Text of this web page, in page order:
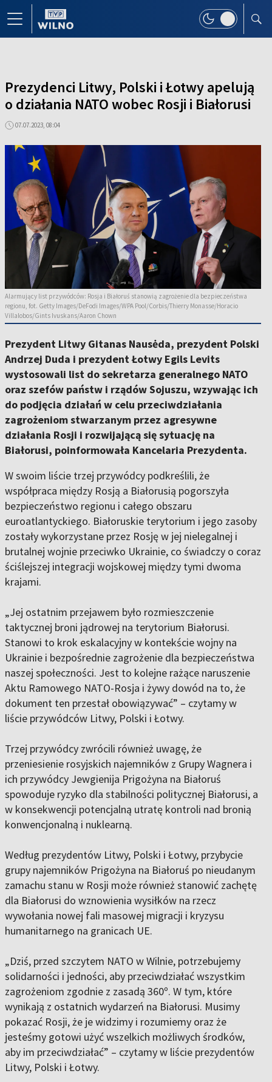
Prezydenci Litwy, Polski i Łotwy apelują
o działania NATO wobec Rosji i Białorusi
07.07.2023, 08:04
Alarmujący list przywódców: Rosja i Białoruś stanowią zagrożenie dla bezpieczeństwa
regionu, fot. Getty Images/DeFodi Images/WPA Pool/Corbis/Thierry Monasse/Horacio
Villalobos/Gints Ivuskans/Aaron Chown
Prezydent Litwy Gitanas Nausėda, prezydent Polski
Andrzej Duda i prezydent Łotwy Egils Levits
wystosowali list do sekretarza generalnego NATO
oraz szefów państw i rządów Sojuszu, wzywając ich
do podjęcia działań w celu przeciwdziałania
zagrożeniom stwarzanym przez agresywne
działania Rosji i rozwijającą się sytuację na
Białorusi, poinformowała Kancelaria Prezydenta.
W swoim liście trzej przywódcy podkreślili, że
współpraca między Rosją a Białorusią pogorszyła
bezpieczeństwo regionu i całego obszaru
euroatlantyckiego. Białoruskie terytorium i jego zasoby
zostały wykorzystane przez Rosję w jej nielegalnej i
brutalnej wojnie przeciwko Ukrainie, co świadczy o coraz
ściślejszej integracji wojskowej między tymi dwoma
krajami.
„Jej ostatnim przejawem było rozmieszczenie
taktycznej broni jądrowej na terytorium Białorusi.
Stanowi to krok eskalacyjny w kontekście wojny na
Ukrainie i bezpośrednie zagrożenie dla bezpieczeństwa
naszej społeczności. Jest to kolejne rażące naruszenie
Aktu Ramowego NATO-Rosja i żywy dowód na to, że
dokument ten przestał obowiązywać” – czytamy w
liście przywódców Litwy, Polski i Łotwy.
Trzej przywódcy zwrócili również uwagę, że
przeniesienie rosyjskich najemników z Grupy Wagnera i
ich przywódcy Jewgienija Prigożyna na Białoruś
spowoduje ryzyko dla stabilności politycznej Białorusi, a
w konsekwencji potencjalną utratę kontroli nad bronią
konwencjonalną i nuklearną.
Według prezydentów Litwy, Polski i Łotwy, przybycie
grupy najemników Prigożyna na Białoruś po nieudanym
zamachu stanu w Rosji może również stanowić zachętę
dla Białorusi do wznowienia wysiłków na rzecz
wywołania nowej fali masowej migracji i kryzysu
humanitarnego na granicach UE.
„Dziś, przed szczytem NATO w Wilnie, potrzebujemy
solidarności i jedności, aby przeciwdziałać wszystkim
zagrożeniom zgodnie z zasadą 360º. W tym, które
wynikają z ostatnich wydarzeń na Białorusi. Musimy
pokazać Rosji, że je widzimy i rozumiemy oraz że
jesteśmy gotowi użyć wszelkich możliwych środków,
aby im przeciwdziałać” – czytamy w liście prezydentów
Litwy, Polski i Łotwy.